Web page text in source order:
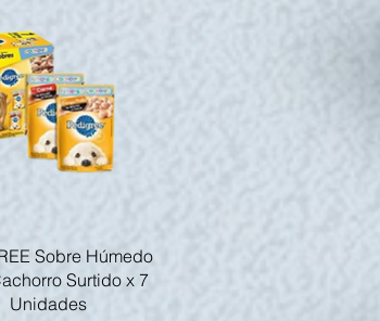
rapide
Sobre Húmedo
Surtido x 7
Unidades